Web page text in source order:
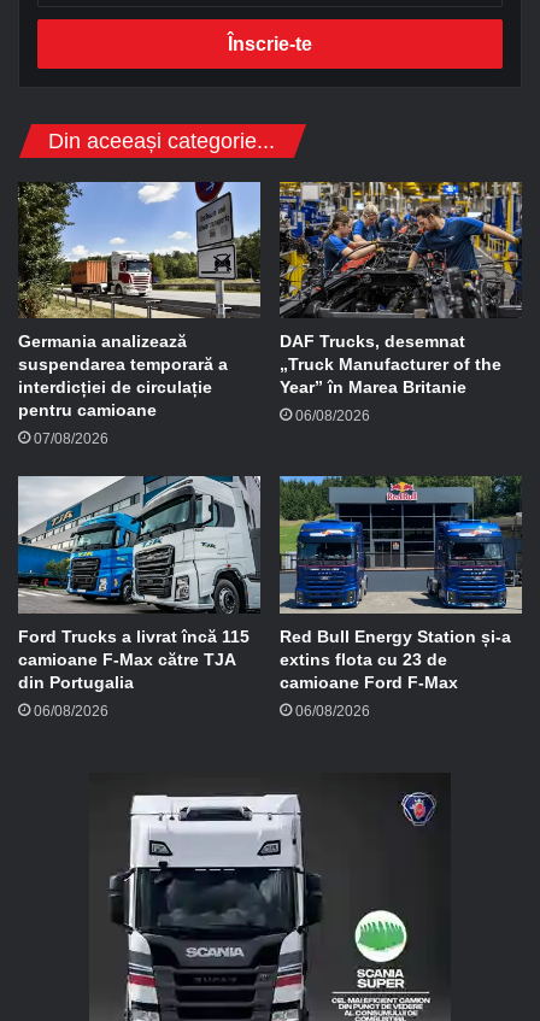
r
s
d
-
m
a
i
l
Din aceeași categorie...
Germania analizează
suspendarea temporară a
interdicției de circulație
pentru camioane
07/08/2026
DAF Trucks, desemnat
„Truck Manufacturer of the
Year” în Marea Britanie
06/08/2026
Ford Trucks a livrat încă 115
camioane F-Max către TJA
din Portugalia
06/08/2026
Red Bull Energy Station și-a
extins flota cu 23 de
camioane Ford F-Max
06/08/2026